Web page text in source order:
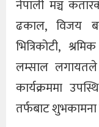
नेपाली मञ्च
ढकाल, विजय
भित्रिकोटी,
लम्साल
कार्यक्रममा
तर्फबाट